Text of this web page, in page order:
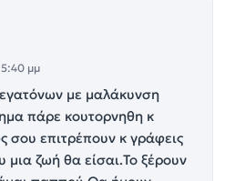
μμ
με μαλάκυνση
πάρε κουτορνηθη κ
επιτρέπουν κ γράφεις
μια ζωή θα είσαι.Το ξέρουν